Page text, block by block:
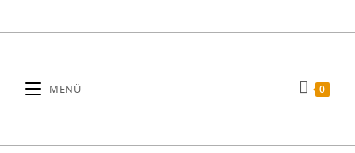
Inhalt
MENÜ 0